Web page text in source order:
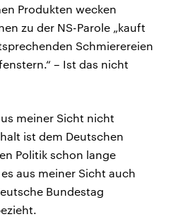
Produkten wecken
zu der NS-Parole „kauft
Schmierereien
– Ist das nicht
meiner Sicht nicht
ist dem Deutschen
Politik schon lange
aus meiner Sicht auch
Bundestag